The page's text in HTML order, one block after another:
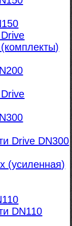
Drive DN300
(усиленная)
DN110